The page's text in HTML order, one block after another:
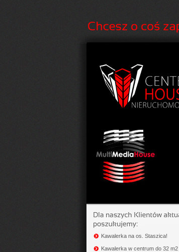
Kawalerka na os. Staszica!
Kawalerka w centrum do 32 m2